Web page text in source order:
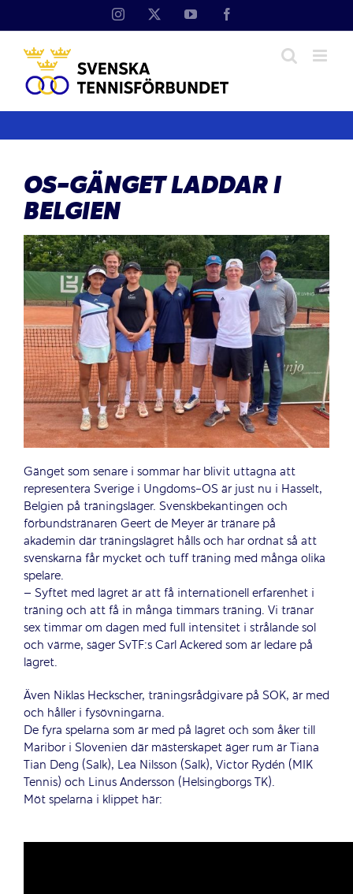
Instagram YouTube
OS-GÄNGET LADDAR I
BELGIEN
Gänget som senare i sommar har blivit uttagna att
representera Sverige i Ungdoms-OS är just nu i Hasselt,
Belgien på träningsläger. Svenskbekantingen och
förbundstränaren Geert de Meyer är tränare på
akademin där träningslägret hålls och har ordnat så att
svenskarna får mycket och tuff träning med många olika
spelare.
– Syftet med lägret är att få internationell erfarenhet i
träning och att få in många timmars träning. Vi tränar
sex timmar om dagen med full intensitet i strålande sol
och värme, säger SvTF:s Carl Ackered som är ledare på
lägret.
Även Niklas Heckscher, träningsrådgivare på SOK, är med
och håller i fysövningarna.
De fyra spelarna som är med på lägret och som åker till
Maribor i Slovenien där mästerskapet äger rum är Tiana
Tian Deng (Salk), Lea Nilsson (Salk), Victor Rydén (MIK
Tennis) och Linus Andersson (Helsingborgs TK).
Möt spelarna i klippet här: